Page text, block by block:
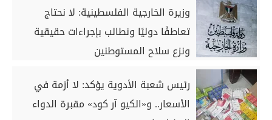
وزيرة الخارجية الفلسطينية: لا نحتاج
تعاطفًا دوليًا ونطالب بإجراءات حقيقية
ونزع سلاح المستوطنين
رئيس شعبة الأدوية يؤكد: لا أزمة في
الأسعار.. و‏«الكيو آر كود» مقبرة الدواء